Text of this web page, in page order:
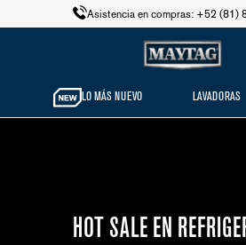
Asistencia en compras: +52 (81)
LO MÁS NUEVO LAVADORAS
HOT SALE EN